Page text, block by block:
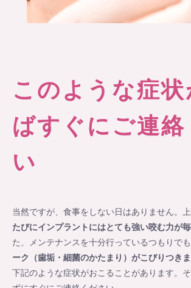
このような症
ばすぐにご連絡
い
当然ですが、食事をしない日はありません。上
たびにインプラントにはとても強い咬む力が
た、メンテナンスを十分行っているつもりでも
ーク（歯垢・細菌のかたまり）がこびりつき
下記のような症状がおこることがあります。